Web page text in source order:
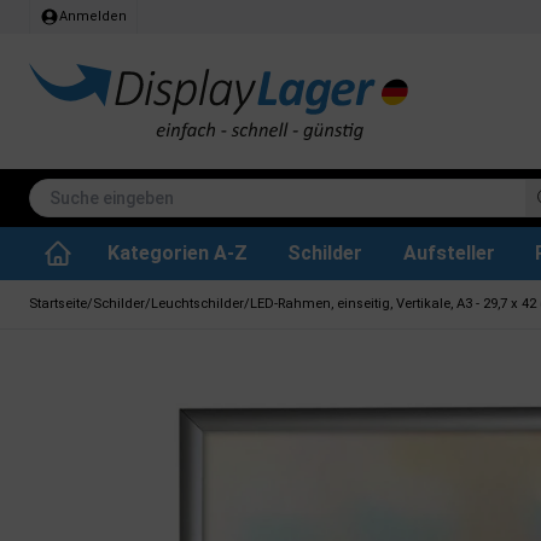
Anmelden
Kategorien A-Z Schilder Aufsteller
Startseite/Schilder/Leuchtschilder/LED-Rahmen, einseitig, Vertikale, A3 - 29,7 x 42